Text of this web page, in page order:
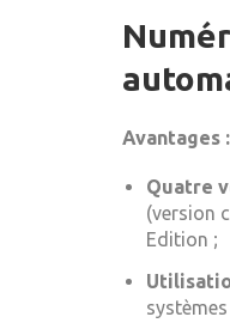
Avantages :
Quatre
(version
Edition ;